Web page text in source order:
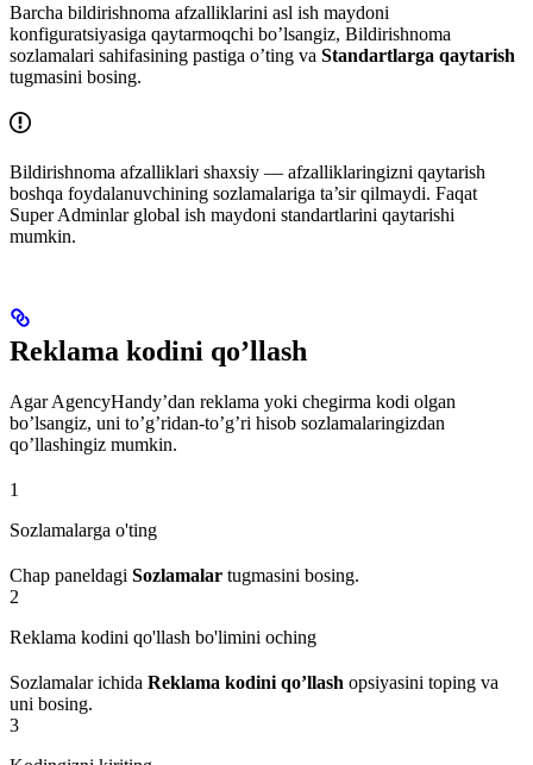
Barcha bildirishnoma afzalliklarini asl ish maydoni
konfiguratsiyasiga qaytarmoqchi bo’lsangiz, Bildirishnoma
sozlamalari sahifasining pastiga o’ting va Standartlarga qaytarish
tugmasini bosing.
Bildirishnoma afzalliklari shaxsiy — afzalliklaringizni qaytarish
boshqa foydalanuvchining sozlamalariga ta’sir qilmaydi. Faqat
Super Adminlar global ish maydoni standartlarini qaytarishi
mumkin.
Reklama kodini qo’llash
Agar AgencyHandy’dan reklama yoki chegirma kodi olgan
bo’lsangiz, uni to’g’ridan-to’g’ri hisob sozlamalaringizdan
qo’llashingiz mumkin.
1
Sozlamalarga o'ting
Chap paneldagi Sozlamalar tugmasini bosing.
2
Reklama kodini qo'llash bo'limini oching
Sozlamalar ichida Reklama kodini qo’llash opsiyasini toping va
uni bosing.
3